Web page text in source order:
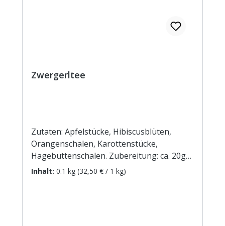
Zwergerltee
Zutaten: Apfelstücke, Hibiscusblüten,
Orangenschalen, Karottenstücke,
Hagebuttenschalen. Zubereitung: ca. 20g
Tee mit 1 l. kochendem Wasser aufgiessen.
Inhalt: 0.1 kg (32,50 € / 1 kg)